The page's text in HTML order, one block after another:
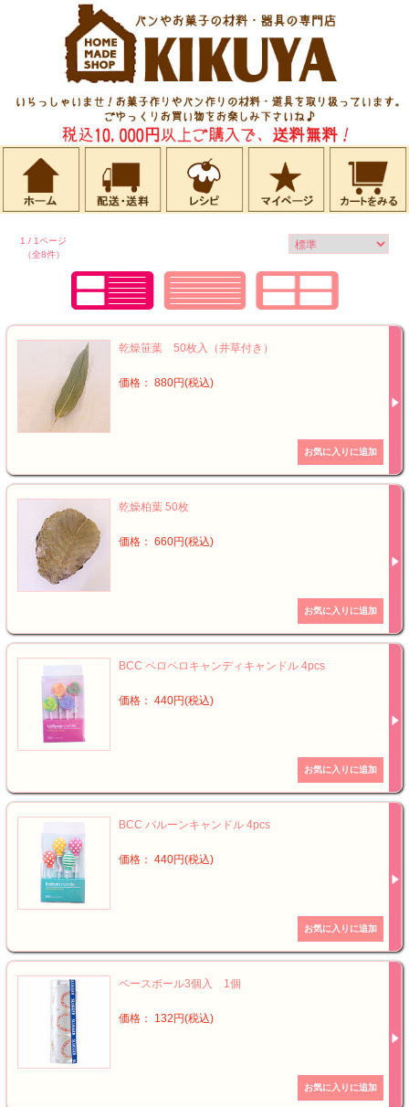
1 / 1ページ
（全8件）
乾燥笹葉 50枚入（井草付き）
価格： 880円(税込)
乾燥柏葉 50枚
価格： 660円(税込)
BCC ペロペロキャンディキャンドル 4pcs
価格： 440円(税込)
BCC バルーンキャンドル 4pcs
価格： 440円(税込)
ベースボール3個入 1個
価格： 132円(税込)